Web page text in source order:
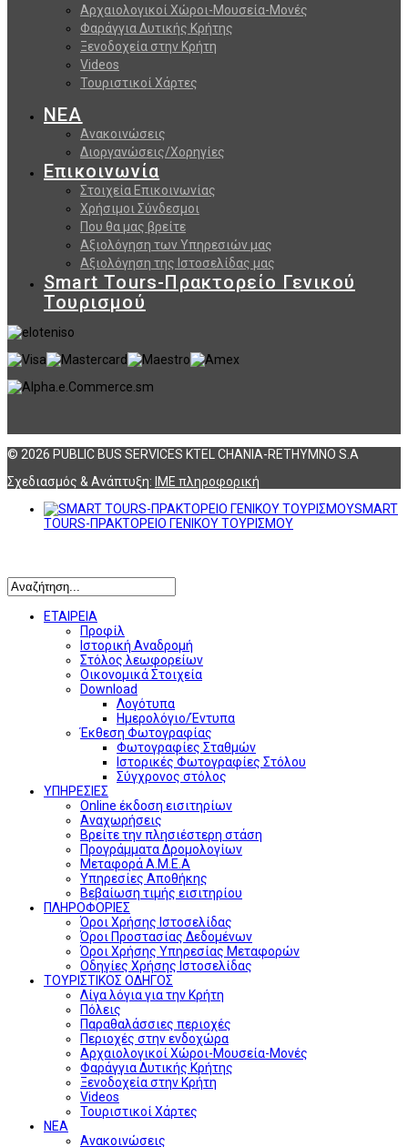
Αρχαιολογικοί Χώροι-Μουσεία-Μονές
Φαράγγια Δυτικής Κρήτης
Ξενοδοχεία στην Κρήτη
Videos
Τουριστικοί Χάρτες
ΝΕΑ
Ανακοινώσεις
Διοργανώσεις/Χορηγίες
Επικοινωνία
Στοιχεία Επικοινωνίας
Χρήσιμοι Σύνδεσμοι
Που θα μας βρείτε
Αξιολόγηση των Υπηρεσιών μας
Αξιολόγηση της Ιστοσελίδας μας
Smart Tours-Πρακτορείο Γενικού
Τουρισμού
© 2026 PUBLIC BUS SERVICES KTEL CHANIA-RETHYMNO S.A
Σχεδιασμός & Ανάπτυξη: ΙΜΕ πληροφορική
SMART
TOURS-ΠΡΑΚΤΟΡΕΙΟ ΓΕΝΙΚΟΥ ΤΟΥΡΙΣΜΟΥ
ΕΤΑΙΡΕΙΑ
Προφίλ
Ιστορική Αναδρομή
Στόλος λεωφορείων
Οικονομικά Στοιχεία
Download
Λογότυπα
Ημερολόγιο/Έντυπα
Έκθεση Φωτογραφίας
Φωτογραφίες Σταθμών
Ιστορικές Φωτογραφίες Στόλου
Σύγχρονος στόλος
ΥΠΗΡΕΣΙΕΣ
Online έκδοση εισιτηρίων
Αναχωρήσεις
Βρείτε την πλησιέστερη στάση
Προγράμματα Δρομολογίων
Μεταφορά Α.Μ.Ε.Α
Υπηρεσίες Αποθήκης
Βεβαίωση τιμής εισιτηρίου
ΠΛΗΡΟΦΟΡΙΕΣ
Όροι Χρήσης Ιστοσελίδας
Όροι Προστασίας Δεδομένων
Όροι Χρήσης Υπηρεσίας Μεταφορών
Οδηγίες Χρήσης Ιστοσελίδας
ΤΟΥΡΙΣΤΙΚΟΣ ΟΔΗΓΟΣ
Λίγα λόγια για την Κρήτη
Πόλεις
Παραθαλάσσιες περιοχές
Περιοχές στην ενδοχώρα
Αρχαιολογικοί Χώροι-Μουσεία-Μονές
Φαράγγια Δυτικής Κρήτης
Ξενοδοχεία στην Κρήτη
Videos
Τουριστικοί Χάρτες
ΝΕΑ
Ανακοινώσεις